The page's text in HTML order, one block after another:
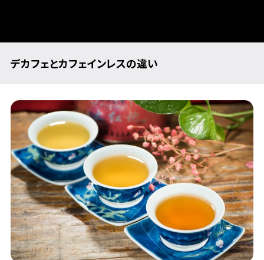
デカフェとカフェインレスの違い